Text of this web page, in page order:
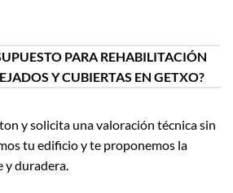
PARA REHABILITACIÓN
Y CUBIERTAS EN GETXO?
y solicita una valoración técnica sin
tu edificio y te proponemos la
y duradera.